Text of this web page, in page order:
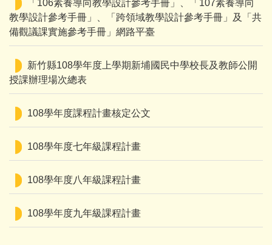
「106素養導向教學設計參考手冊」、「107素養導向
教學設計參考手冊」、「跨領域教學設計參考手冊」及「共
備觀議課實施參考手冊」網路平臺
新竹縣108學年度上學期新埔國民中學校長及教師公開
授課辦理場次總表
108學年度課程計畫核定公文
108學年度七年級課程計畫
108學年度八年級課程計畫
108學年度九年級課程計畫